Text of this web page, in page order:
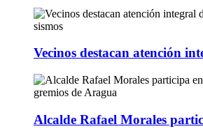
Vecinos destacan atención
Alcalde Rafael Morales